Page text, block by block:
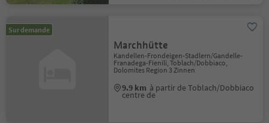
Sur demande
Marchhütte
Kandellen-Frondeigen-Stadlern/Gandelle-
Franadega-Fienili, Toblach/Dobbiaco,
Dolomites Region 3 Zinnen
9.9 km à partir de Toblach/Dobbiaco
centre de